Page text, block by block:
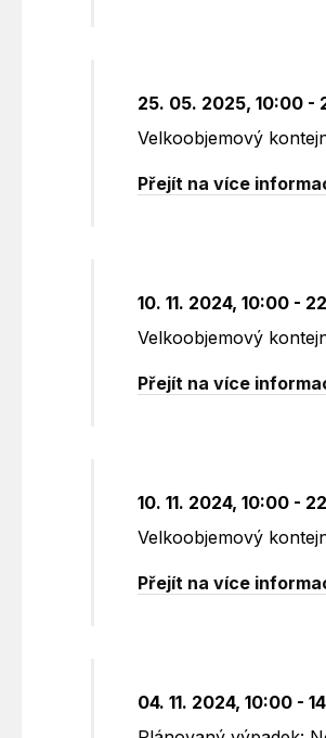
25. 05. 2025, 10:00 -
Velkoobjemový
Přejít na více
10. 11. 2024, 10:00 -
Velkoobjemový
Přejít na více
10. 11. 2024, 10:00 -
Velkoobjemový
Přejít na více
04. 11. 2024, 10:00 -